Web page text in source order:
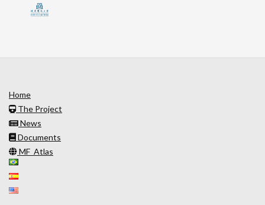
Home
The Project
News
Documents
MF_Atlas